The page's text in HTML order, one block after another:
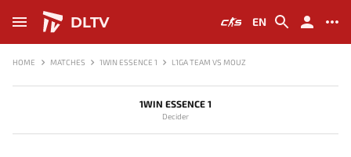
DLTV EN
HOME MATCHES 1WIN ESSENCE 1 L1GA TEAM VS MOUZ
1WIN ESSENCE 1
Decider